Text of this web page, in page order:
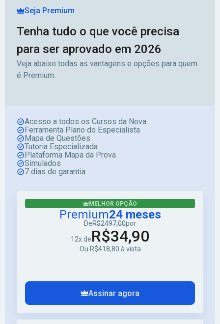
Seja Premium
Tenha tudo o que você precisa
para ser aprovado em 2026
Veja abaixo todas as vantagens e opções para quem
é Premium.
Acesso a todos os Cursos da Nova
Ferramenta Plano do Especialista
Mapa de Questões
Tutoria Especializada
Plataforma Mapa da Prova
Simulados
7 dias de garantia
MELHOR OPÇÃO
Premium24 meses
DeR$2497,00por
12x deR$34,90
Ou R$418,80 à vista
Assinar agora